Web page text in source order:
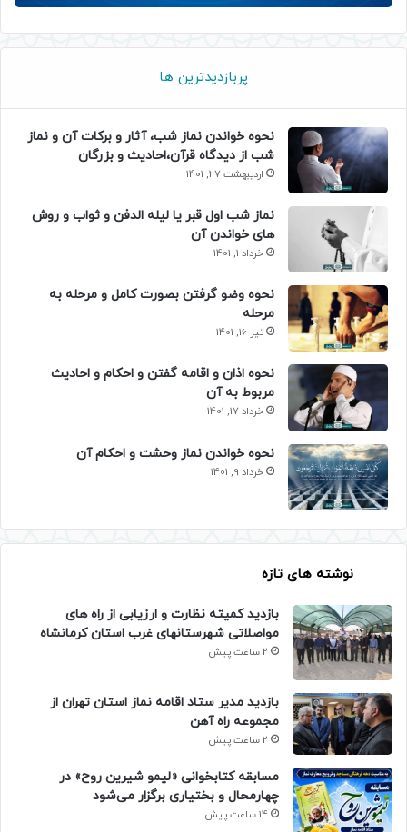
پربازدیدترین ها
نحوه خواندن نماز شب، آثار و برکات آن و نماز
شب از دیدگاه قرآن،احادیث و بزرگان
اردیبهشت 27, 1401
نماز شب اول قبر یا لیله الدفن و ثواب و روش
های خواندن آن
خرداد 1, 1401
نحوه وضو گرفتن بصورت کامل و مرحله به
مرحله
تیر 16, 1401
نحوه اذان و اقامه گفتن و احکام و احادیث
مربوط به آن
خرداد 17, 1401
نحوه خواندن نماز وحشت و احکام آن
خرداد 9, 1401
نوشته های تازه
بازدید کمیته نظارت و ارزیابی از راه های
مواصلاتی شهرستانهای غرب استان کرمانشاه
2 ساعت پیش
بازدید مدیر ستاد اقامه نماز استان تهران از
مجموعه راه آهن
2 ساعت پیش
مسابقه کتابخوانی «لیمو شیرین روح» در
چهارمحال و بختیاری برگزار می‌شود
14 ساعت پیش